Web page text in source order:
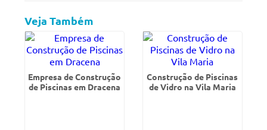
Veja Também
Empresa de Construção
de Piscinas em Dracena
Construção de Piscinas
de Vidro na Vila Maria